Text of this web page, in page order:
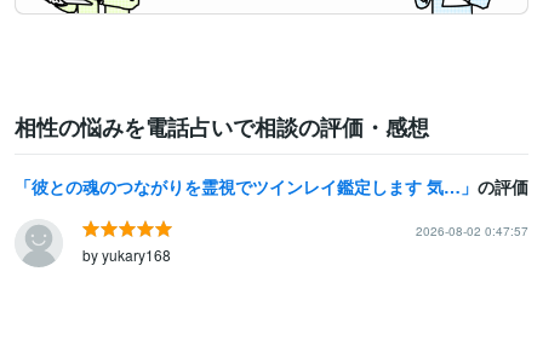
相性の悩みを電話占いで相談の評価・感想
彼との魂のつながりを霊視でツインレイ鑑定します 気になる彼とつながることができるのか鑑定します の評価
2026-08-02 0:47:57
by yukary168